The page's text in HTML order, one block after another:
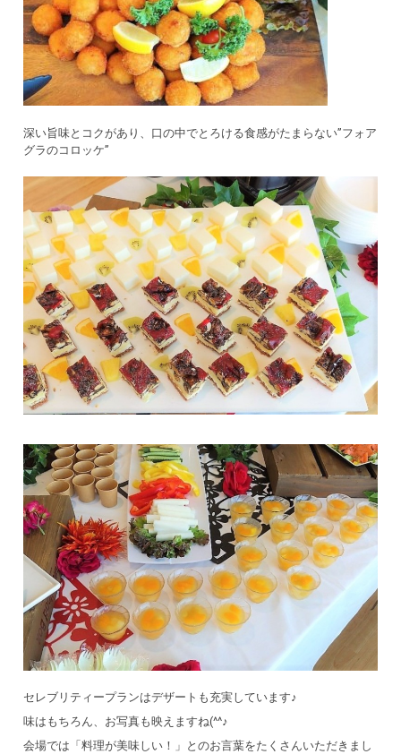
深い旨味とコクがあり、口の中でとろける食感がたまらない”フォア
グラのコロッケ”
セレブリティープランはデザートも充実しています♪
味はもちろん、お写真も映えますね(^^♪
会場では「料理が美味しい！」とのお言葉をたくさんいただきまし